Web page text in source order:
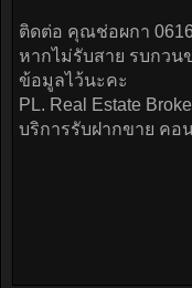
ติดต่อ คุณช่อผกา
หากไม่รับสาย รบกวน
ข้อมูลไว้นะคะ
PL. Real Estate
บริการรับฝากขาย ค